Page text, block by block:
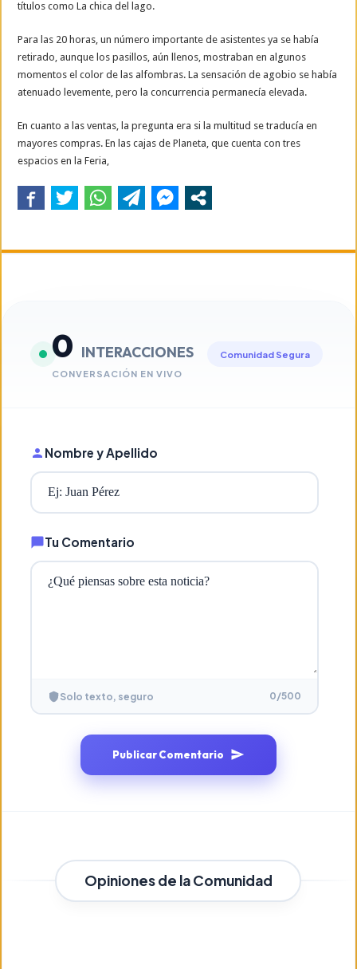
títulos como La chica del lago.
Para las 20 horas, un número importante de asistentes ya se había
retirado, aunque los pasillos, aún llenos, mostraban en algunos
momentos el color de las alfombras. La sensación de agobio se había
atenuado levemente, pero la concurrencia permanecía elevada.
En cuanto a las ventas, la pregunta era si la multitud se traducía en
mayores compras. En las cajas de Planeta, que cuenta con tres
espacios en la Feria,
0 INTERACCIONES
CONVERSACIÓN EN VIVO
Comunidad Segura
Nombre y Apellido
Tu Comentario
Solo texto, seguro 0/500
Publicar Comentario
Opiniones de la Comunidad